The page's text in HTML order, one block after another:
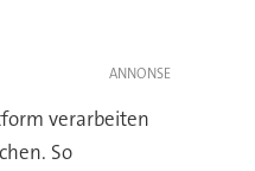
verarbeiten
So